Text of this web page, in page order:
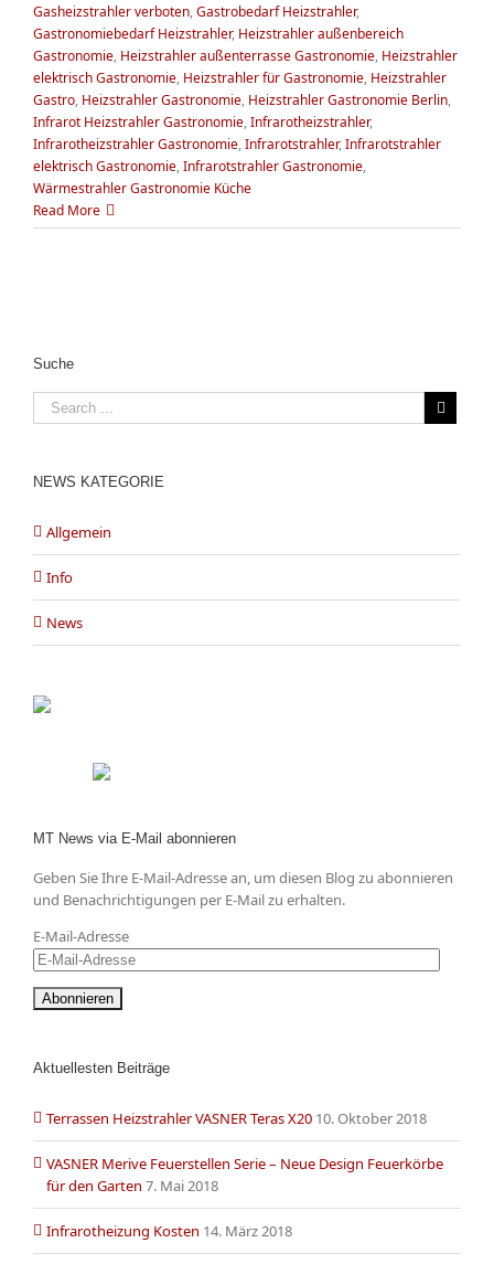
Gasheizstrahler verboten,Gastrobedarf Heizstrahler,
Gastronomiebedarf Heizstrahler, Heizstrahler außenbereich
Gastronomie, Heizstrahler außenterrasse Gastronomie, Heizstrahler
elektrisch Gastronomie, Heizstrahler für Gastronomie, Heizstrahler
Gastro, Heizstrahler Gastronomie, Heizstrahler Gastronomie Berlin,
Infrarot Heizstrahler Gastronomie,Infrarotheizstrahler,
Infrarotheizstrahler Gastronomie,Infrarotstrahler,Infrarotstrahler
elektrisch Gastronomie,Infrarotstrahler Gastronomie,
Wärmestrahler Gastronomie Küche
Read More
Suche
NEWS KATEGORIE
Allgemein
Info
News
MT News via E-Mail abonnieren
Geben Sie Ihre E-Mail-Adresse an, um diesen Blog zu abonnieren
und Benachrichtigungen per E-Mail zu erhalten.
E-Mail-Adresse
Aktuellesten Beiträge
Terrassen Heizstrahler VASNER Teras X20 10. Oktober 2018
VASNER Merive Feuerstellen Serie – Neue Design Feuerkörbe
für den Garten 7. Mai 2018
Infrarotheizung Kosten 14. März 2018